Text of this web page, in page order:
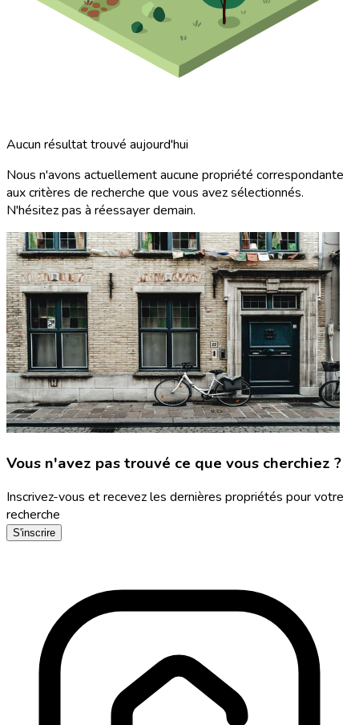
Aucun résultat trouvé aujourd'hui
Nous n'avons actuellement aucune propriété correspondante
aux critères de recherche que vous avez sélectionnés.
N'hésitez pas à réessayer demain.
Vous n'avez pas trouvé ce que vous cherchiez ?
Inscrivez-vous et recevez les dernières propriétés pour votre
recherche
S'inscrire